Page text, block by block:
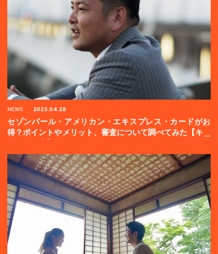
NEWS 2023.04.28
セゾンパール・アメリカン・エキスプレス・カードがお
得？ポイントやメリット、審査について調べてみた【キャ